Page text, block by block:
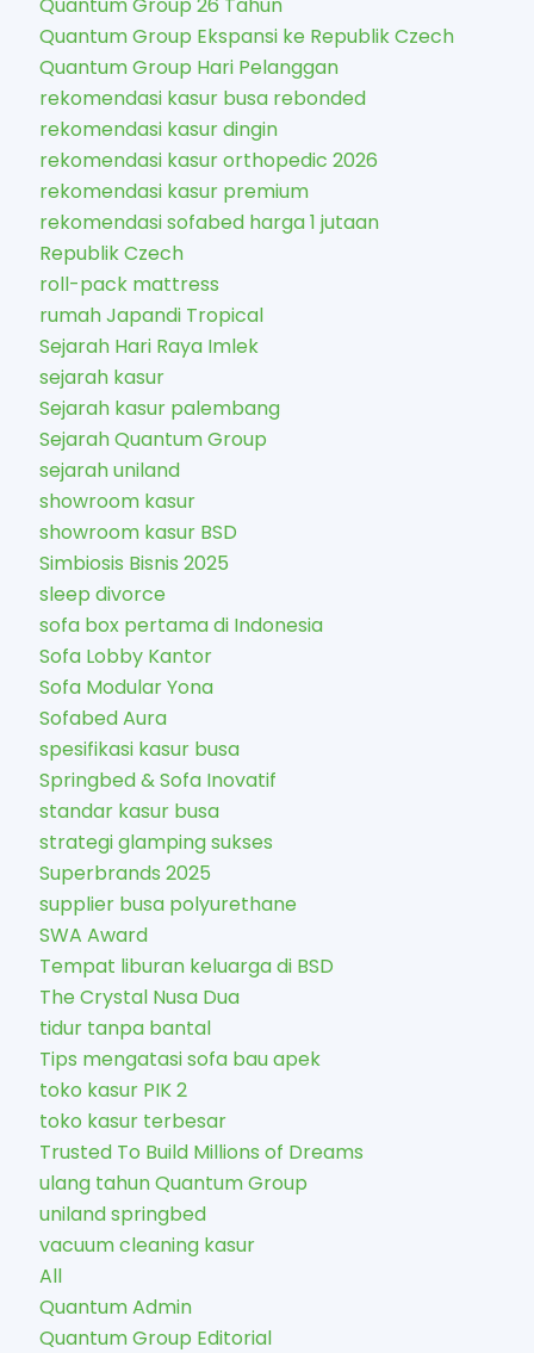
Quantum Group Ekspansi ke Republik Czech
Quantum Group Hari Pelanggan
rekomendasi kasur busa rebonded
rekomendasi kasur dingin
rekomendasi kasur orthopedic 2026
rekomendasi kasur premium
rekomendasi sofabed harga 1 jutaan
Republik Czech
roll-pack mattress
rumah Japandi Tropical
Sejarah Hari Raya Imlek
sejarah kasur
Sejarah kasur palembang
Sejarah Quantum Group
sejarah uniland
showroom kasur
showroom kasur BSD
Simbiosis Bisnis 2025
sleep divorce
sofa box pertama di Indonesia
Sofa Lobby Kantor
Sofa Modular Yona
Sofabed Aura
spesifikasi kasur busa
Springbed & Sofa Inovatif
standar kasur busa
strategi glamping sukses
Superbrands 2025
supplier busa polyurethane
SWA Award
Tempat liburan keluarga di BSD
The Crystal Nusa Dua
tidur tanpa bantal
Tips mengatasi sofa bau apek
toko kasur PIK 2
toko kasur terbesar
Trusted To Build Millions of Dreams
ulang tahun Quantum Group
uniland springbed
vacuum cleaning kasur
All
Quantum Admin
Quantum Group Editorial